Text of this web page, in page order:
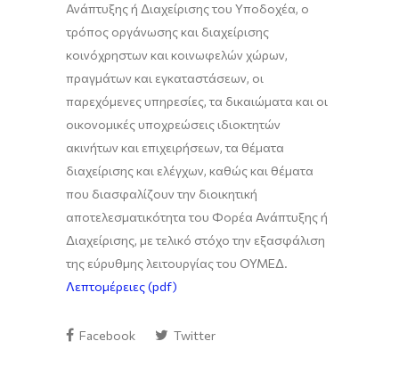
Ανάπτυξης ή Διαχείρισης του Υποδοχέα, ο
τρόπος οργάνωσης και διαχείρισης
κοινόχρηστων και κοινωφελών χώρων,
πραγμάτων και εγκαταστάσεων, οι
παρεχόμενες υπηρεσίες, τα δικαιώματα και οι
οικονομικές υποχρεώσεις ιδιοκτητών
ακινήτων και επιχειρήσεων, τα θέματα
διαχείρισης και ελέγχων, καθώς και θέματα
που διασφαλίζουν την διοικητική
αποτελεσματικότητα του Φορέα Ανάπτυξης ή
Διαχείρισης, με τελικό στόχο την εξασφάλιση
της εύρυθμης λειτουργίας του ΟΥΜΕΔ.
Λεπτομέρειες (pdf)
Facebook Twitter